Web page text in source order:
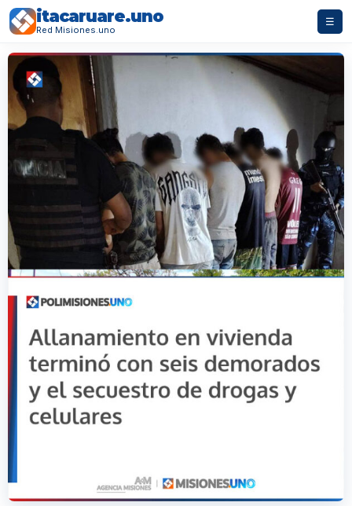
itacaruare.uno
Red Misiones.uno
☰